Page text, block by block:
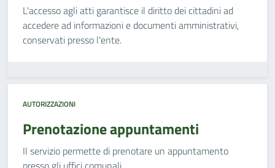
L'accesso agli atti garantisce il diritto dei cittadini ad
accedere ad informazioni e documenti amministrativi,
conservati presso l'ente.
AUTORIZZAZIONI
Prenotazione appuntamenti
Il servizio permette di prenotare un appuntamento